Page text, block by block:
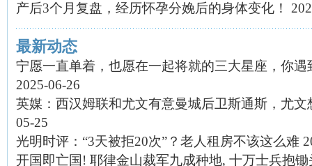
产后3个月复盘，经历怀孕分娩后的身体变化！
最新动态
宁愿一直单着，也愿在一起将就的三大星座，你
2025-06-26
英媒：西汉姆联和尤文有意曼城后卫斯通斯，尤文
05-25
光明时评：“3天被拒20次”？老人租房不该这么难
开国即亡国! 耶律金山裁军九成种地, 十万士兵抱锄